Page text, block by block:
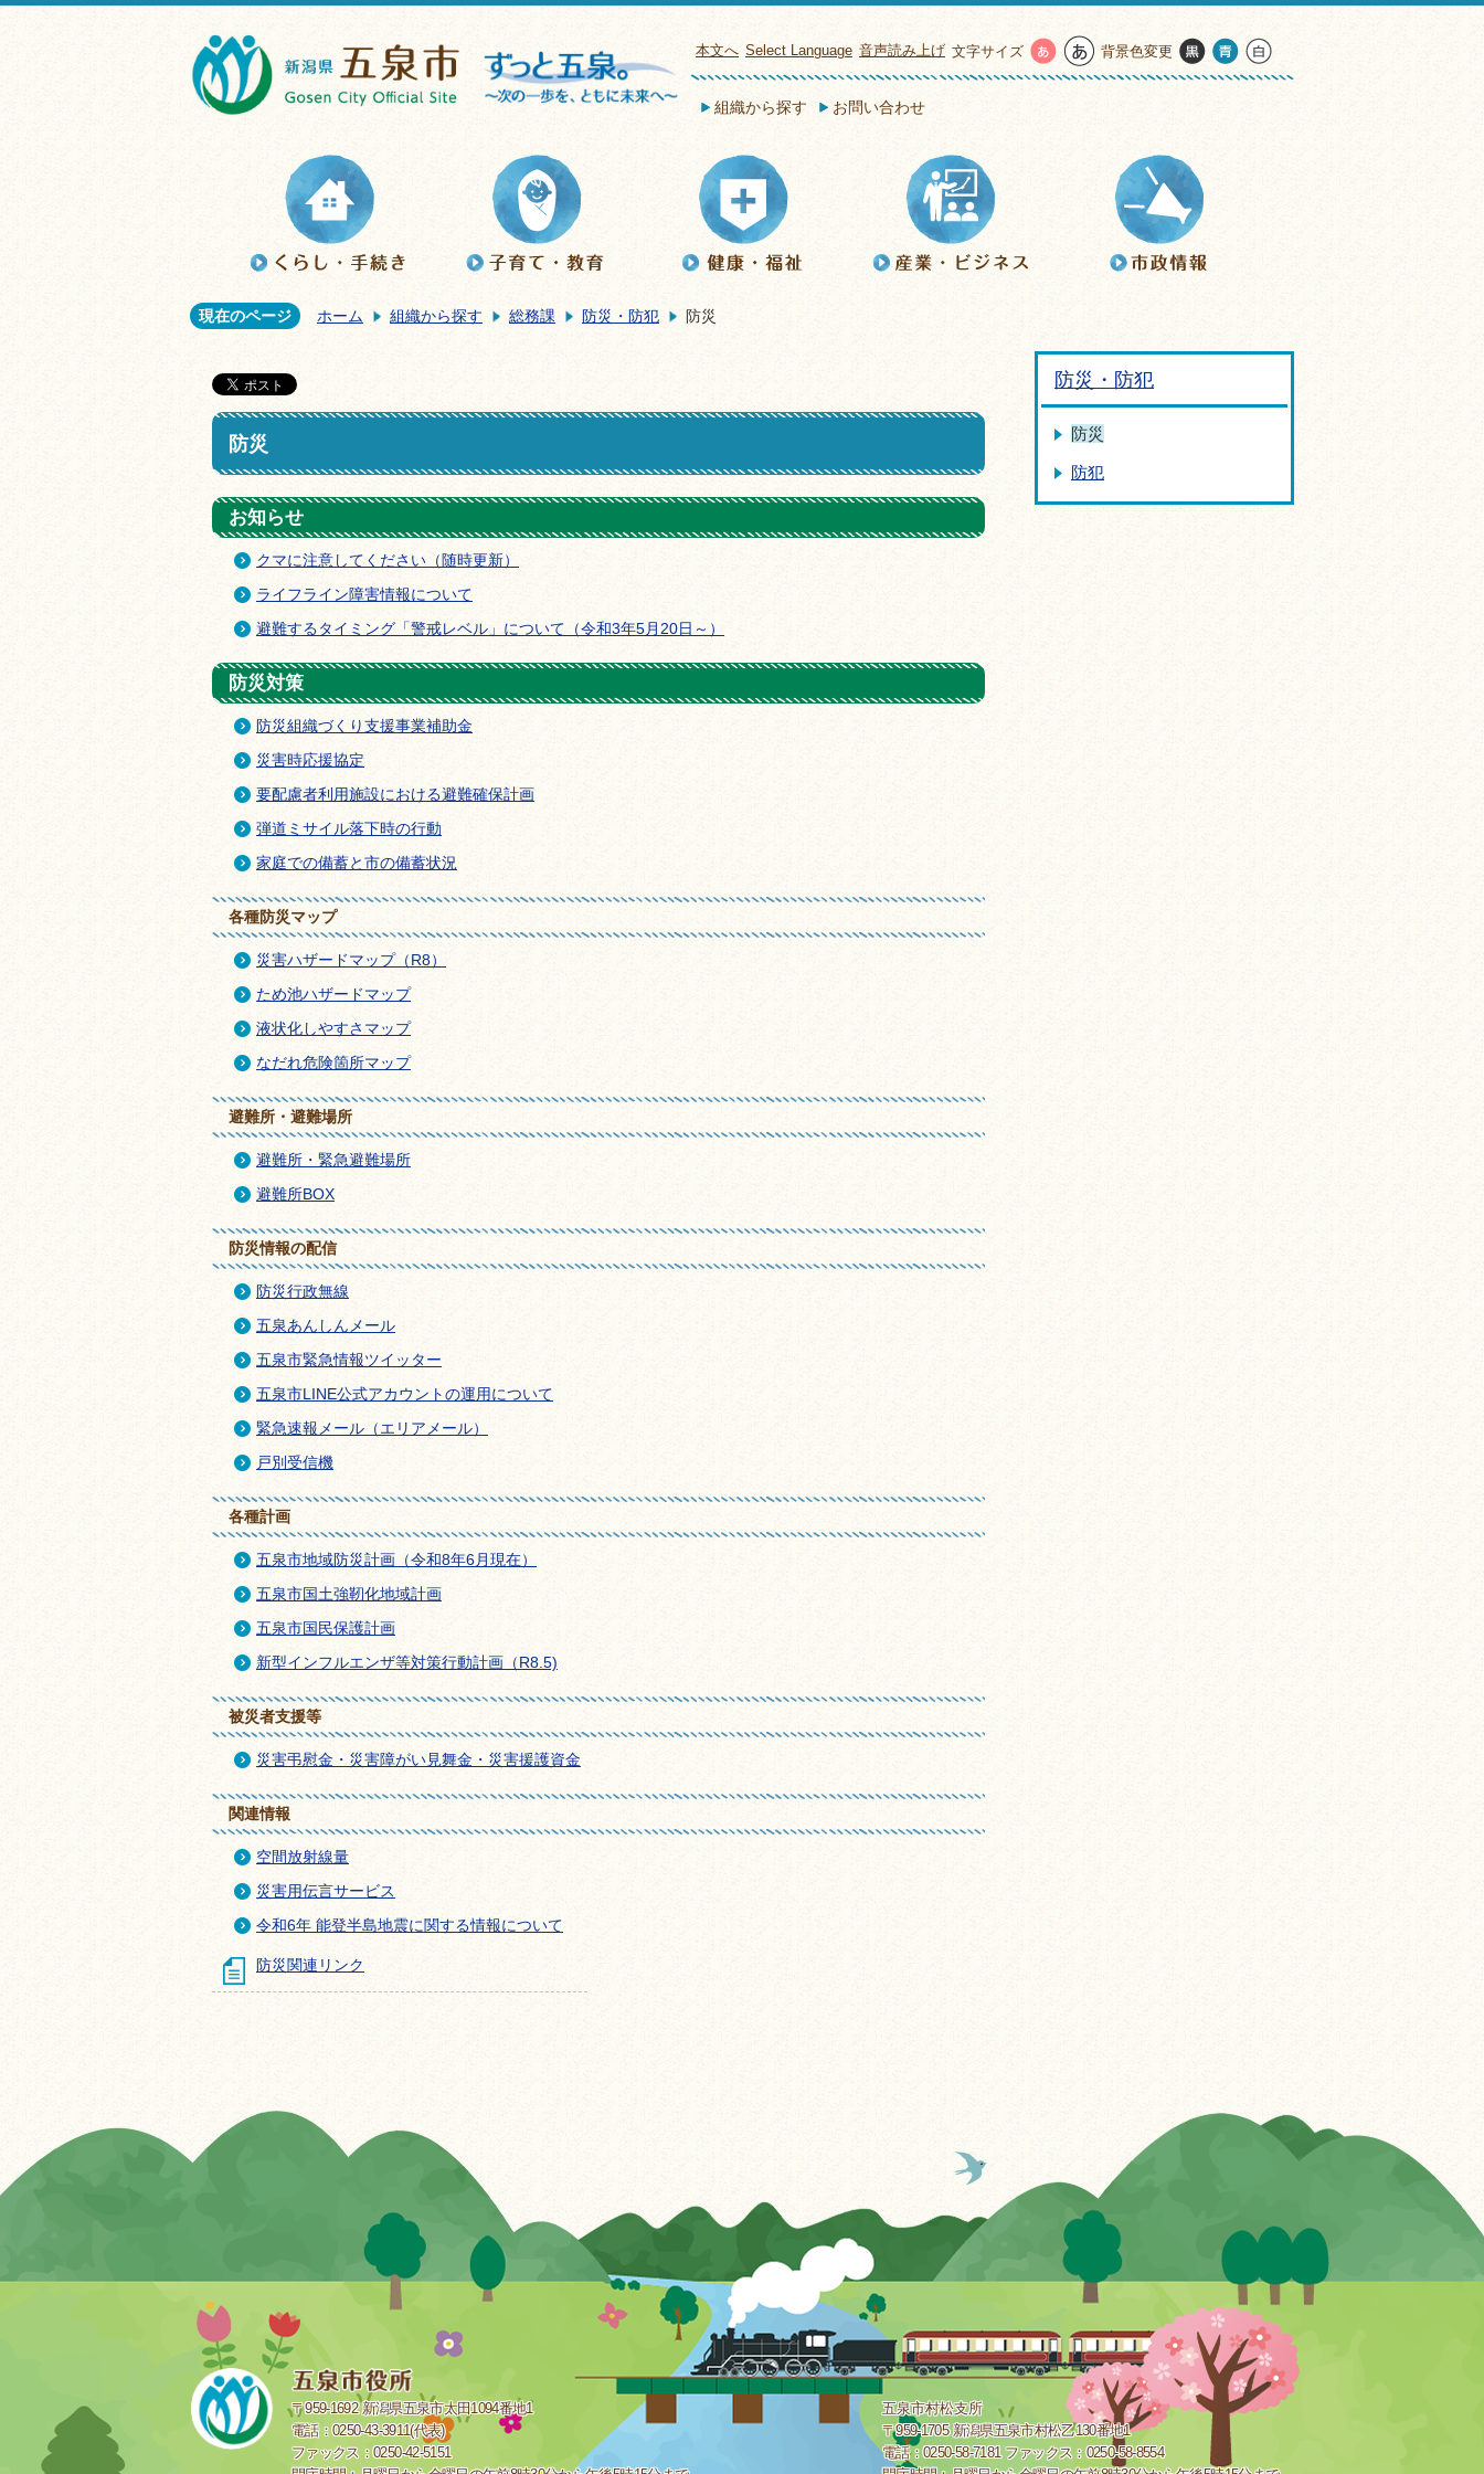
本文へ Select Language 音声読み上げ 文字サイズ 背景色変更
組織から探す お問い合わせ
現在のページ ホーム 組織から探す 総務課 防災・防犯 防災
防災
お知らせ
クマに注意してください（随時更新）
ライフライン障害情報について
避難するタイミング「警戒レベル」について（令和3年5月20日～）
防災対策
防災組織づくり支援事業補助金
災害時応援協定
要配慮者利用施設における避難確保計画
弾道ミサイル落下時の行動
家庭での備蓄と市の備蓄状況
各種防災マップ
災害ハザードマップ（R8）
ため池ハザードマップ
液状化しやすさマップ
なだれ危険箇所マップ
避難所・避難場所
避難所・緊急避難場所
避難所BOX
防災情報の配信
防災行政無線
五泉あんしんメール
五泉市緊急情報ツイッター
五泉市LINE公式アカウントの運用について
緊急速報メール（エリアメール）
戸別受信機
各種計画
五泉市地域防災計画（令和8年6月現在）
五泉市国土強靭化地域計画
五泉市国民保護計画
新型インフルエンザ等対策行動計画（R8.5)
被災者支援等
災害弔慰金・災害障がい見舞金・災害援護資金
関連情報
空間放射線量
災害用伝言サービス
令和6年 能登半島地震に関する情報について
防災関連リンク
防災・防犯
防災
防犯
〒959-1692 新潟県五泉市太田1094番地1
電話：0250-43-3911(代表)
ファックス：0250-42-5151
五泉市村松支所
〒959-1705 新潟県五泉市村松乙130番地1
電話：0250-58-7181 ファックス：0250-58-8554